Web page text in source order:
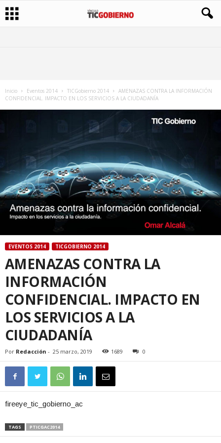
Inicio Eventos 2014 TICGobierno 2014
AMENAZAS CONTRA LA INFORMACIÓN
CONFIDENCIAL. IMPACTO EN LOS SERVICIOS A LA CIUDADANÍA
EVENTOS 2014 TICGOBIERNO 2014
AMENAZAS CONTRA LA
INFORMACIÓN
CONFIDENCIAL. IMPACTO EN
LOS SERVICIOS A LA
CIUDADANÍA
Por Redacción - 25 marzo, 2019 1689 0
fireeye_tic_gobierno_ac
TAGS PTICGAC2014